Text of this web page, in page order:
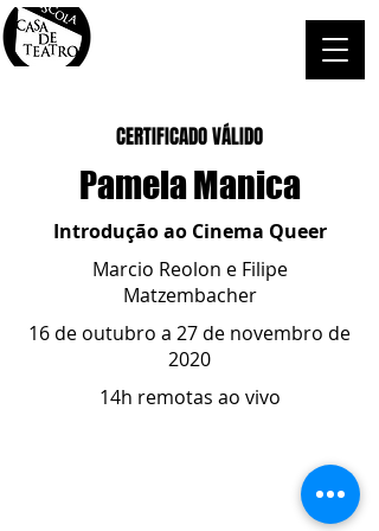
CERTIFICADO VÁLIDO
Pamela Manica
Introdução ao Cinema Queer
Marcio Reolon e Filipe
Matzembacher
16 de outubro a 27 de novembro de
2020
14h remotas ao vivo
- whatsapp